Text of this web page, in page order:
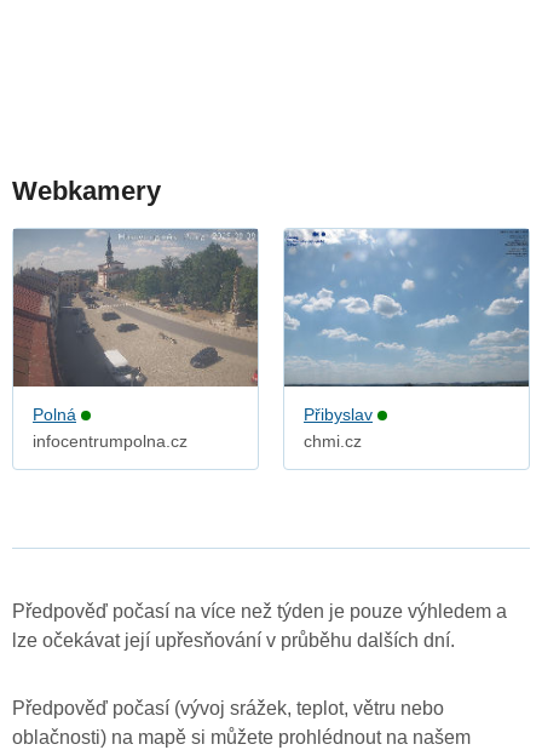
Webkamery
Polná
infocentrumpolna.cz
Přibyslav
chmi.cz
Předpověď počasí na více než týden je pouze výhledem a
lze očekávat její upřesňování v průběhu dalších dní.
Předpověď počasí (vývoj srážek, teplot, větru nebo
oblačnosti) na mapě si můžete prohlédnout na našem